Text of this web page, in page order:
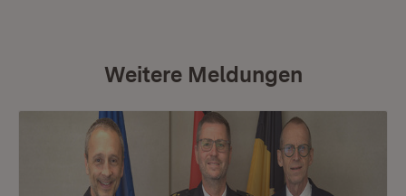
Weitere Meldungen